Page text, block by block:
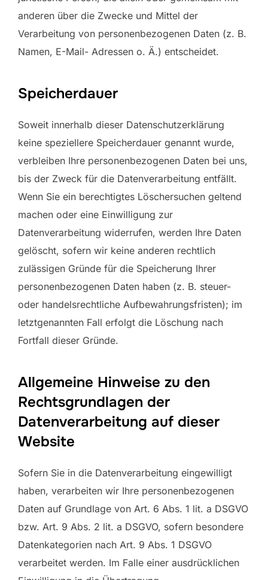
anderen über die Zwecke und Mittel der
Verarbeitung von personenbezogenen Daten (z. B.
Namen, E-Mail- Adressen o. Ä.) entscheidet.
Speicherdauer
Soweit innerhalb dieser Datenschutzerklärung
keine speziellere Speicherdauer genannt wurde,
verbleiben Ihre personenbezogenen Daten bei uns,
bis der Zweck für die Datenverarbeitung entfällt.
Wenn Sie ein berechtigtes Löschersuchen geltend
machen oder eine Einwilligung zur
Datenverarbeitung widerrufen, werden Ihre Daten
gelöscht, sofern wir keine anderen rechtlich
zulässigen Gründe für die Speicherung Ihrer
personenbezogenen Daten haben (z. B. steuer-
oder handelsrechtliche Aufbewahrungsfristen); im
letztgenannten Fall erfolgt die Löschung nach
Fortfall dieser Gründe.
Allgemeine Hinweise zu den
Rechtsgrundlagen der
Datenverarbeitung auf dieser
Website
Sofern Sie in die Datenverarbeitung eingewilligt
haben, verarbeiten wir Ihre personenbezogenen
Daten auf Grundlage von Art. 6 Abs. 1 lit. a DSGVO
bzw. Art. 9 Abs. 2 lit. a DSGVO, sofern besondere
Datenkategorien nach Art. 9 Abs. 1 DSGVO
verarbeitet werden. Im Falle einer ausdrücklichen